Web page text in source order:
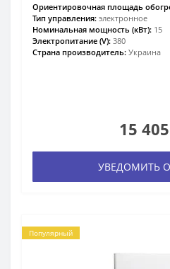
Ориентировочная площадь
Тип управления: электронное
Номинальная мощность (кВт): 15
Электропитание (V): 380
Страна производитель: Украина
15
УВЕДОМИТЬ
Популярный